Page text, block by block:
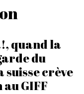
quand la
du
suisse crève
au GIFF